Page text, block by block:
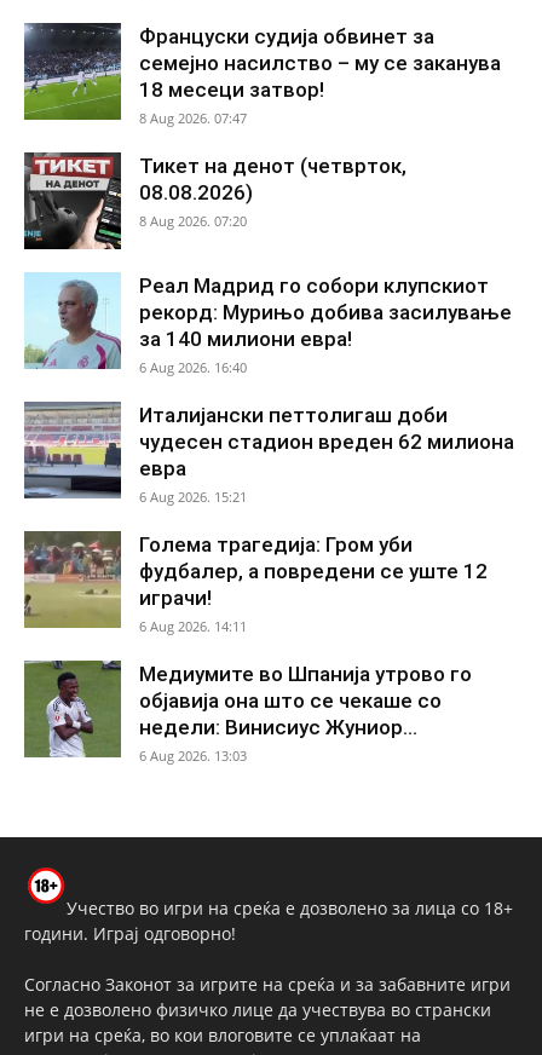
Француски судија обвинет за
семејно насилство – му се заканува
18 месеци затвор!
8 Aug 2026. 07:47
Тикет на денот (четврток,
08.08.2026)
8 Aug 2026. 07:20
Реал Мадрид го собори клупскиот
рекорд: Мурињо добива засилување
за 140 милиони евра!
6 Aug 2026. 16:40
Италијански петтолигаш доби
чудесен стадион вреден 62 милиона
евра
6 Aug 2026. 15:21
Голема трагедија: Гром уби
фудбалер, а повредени се уште 12
играчи!
6 Aug 2026. 14:11
Медиумите во Шпанија утрово го
објавија она што се чекаше со
недели: Винисиус Жуниор...
6 Aug 2026. 13:03
Учество во игри на среќа е дозволено за лица со 18+
години. Играј одговорно!
Согласно Законот за игрите на среќа и за забавните игри
не е дозволено физичко лице да учествува во странски
игри на среќа, во кои влоговите се уплаќаат на